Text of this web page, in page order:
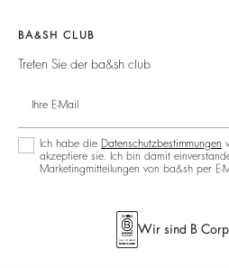
Nachhaltige Sammlung
BA&SH CLUB
Treten Sie der ba&sh club
Ich habe die Datenschutzbestimmungen
akzeptiere sie. Ich bin damit
Marketingmitteilungen von ba&sh per E-
Wir sind B